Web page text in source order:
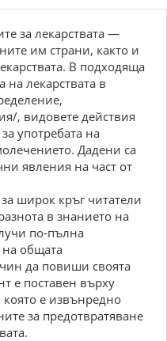
за лекарствата —
им страни, както и
В подходяща
на лекарствата в
, видовете действия
употребата на
Дадени са
явления на част от
широк кръг читатели
в знанието на
по-пълна
общата
да повиши своята
е поставен върху
която е извънредно
за предотвратяване